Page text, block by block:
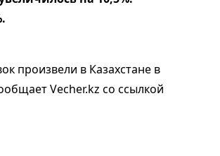
произвели в Казахстане в
Vecher.kz со ссылкой